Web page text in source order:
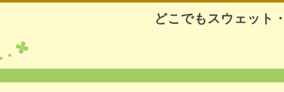
どこでもスウェット